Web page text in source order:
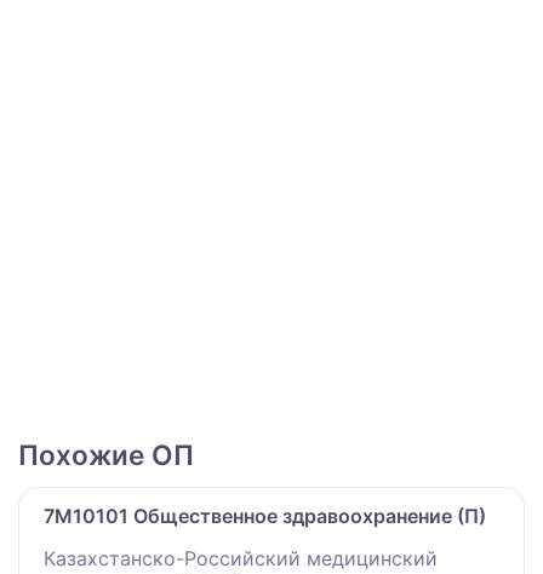
Похожие ОП
7M10101 Общественное здравоохранение (П)
Казахстанско-Российский медицинский